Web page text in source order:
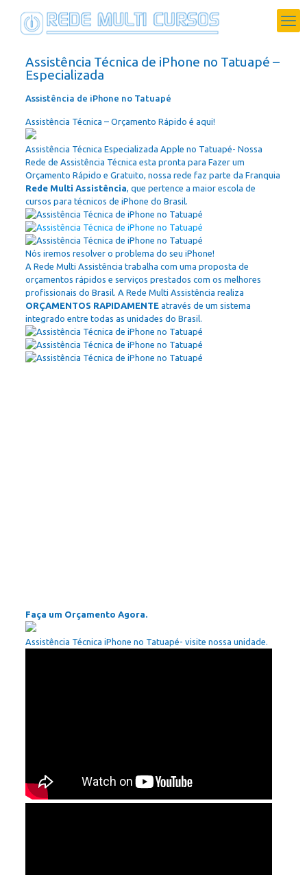
Assistência Técnica de iPhone no Tatuapé –
Especializada
Assistência de iPhone no Tatuapé
Assistência Técnica – Orçamento Rápido é aqui!
Assistência Técnica Especializada Apple no Tatuapé- Nossa
Rede de Assistência Técnica esta pronta para Fazer um
Orçamento Rápido e Gratuito, nossa rede faz parte da Franquia
Rede Multi Assistência, que pertence a maior escola de
cursos para técnicos de iPhone do Brasil.
Nós iremos resolver o problema do seu iPhone!
A Rede Multi Assistência trabalha com uma proposta de
orçamentos rápidos e serviços prestados com os melhores
profissionais do Brasil. A Rede Multi Assistência realiza
ORÇAMENTOS RAPIDAMENTEatravés de um sistema
integrado entre todas as unidades do Brasil.
Faça um Orçamento Agora.
Assistência Técnica iPhone no Tatuapé- visite nossa unidade.